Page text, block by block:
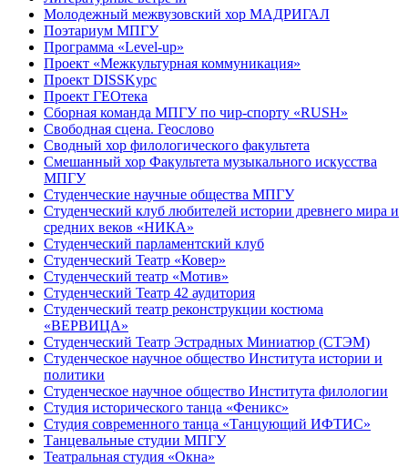
Молодежный межвузовский хор МАДРИГАЛ
Поэтариум МПГУ
Программа «Level-up»
Проект «Межкультурная коммуникация»
Проект DISSKурс
Проект ГЕОтека
Сборная команда МПГУ по чир-спорту «RUSH»
Свободная сцена. Геослово
Сводный хор филологического факультета
Смешанный хор Факультета музыкального искусства
МПГУ
Студенческие научные общества МПГУ
Студенческий клуб любителей истории древнего мира и
средних веков «НИКА»
Студенческий парламентский клуб
Студенческий Театр «Ковер»
Студенческий театр «Мотив»
Студенческий Театр 42 аудитория
Студенческий театр реконструкции костюма
«ВЕРВИЦА»
Студенческий Театр Эстрадных Миниатюр (СТЭМ)
Студенческое научное общество Института истории и
политики
Студенческое научное общество Института филологии
Студия исторического танца «Феникс»
Студия современного танца «Танцующий ИФТИС»
Танцевальные студии МПГУ
Театральная студия «Окна»